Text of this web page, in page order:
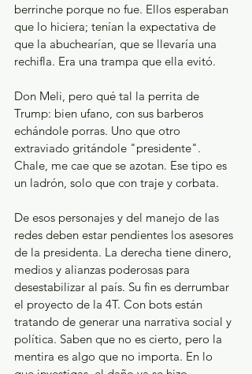
berrinche porque no fue. Ellos esperaban
que lo hiciera; tenían la expectativa de
que la abuchearían, que se llevaría una
rechifla. Era una trampa que ella evitó.
Don Meli, pero qué tal la perrita de
Trump: bien ufano, con sus barberos
echándole porras. Uno que otro
extraviado gritándole "presidente".
Chale, me cae que se azotan. Ese tipo es
un ladrón, solo que con traje y corbata.
De esos personajes y del manejo de las
redes deben estar pendientes los asesores
de la presidenta. La derecha tiene dinero,
medios y alianzas poderosas para
desestabilizar al país. Su fin es derrumbar
el proyecto de la 4T. Con bots están
tratando de generar una narrativa social y
política. Saben que no es cierto, pero la
mentira es algo que no importa. En lo